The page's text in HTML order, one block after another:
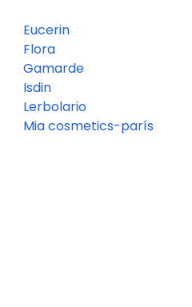
Eucerin
Flora
Gamarde
Isdin
Lerbolario
Mia cosmetics-parís